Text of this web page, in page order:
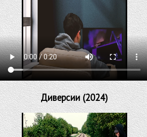
Диверсии (2024)